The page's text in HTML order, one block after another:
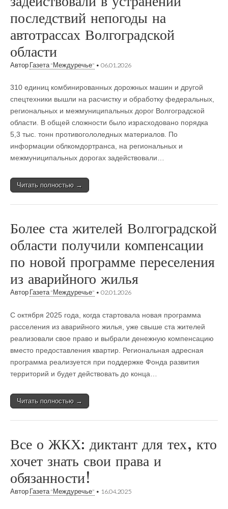
последствий непогоды на
автотрассах Волгоградской
области
Автор Газета "Междуречье" • 06.01.2026
310 единиц комбинированных дорожных машин и другой
спецтехники вышли на расчистку и обработку федеральных,
региональных и межмуниципальных дорог Волгоградской
области. В общей сложности было израсходовано порядка
5,3 тыс. тонн противогололедных материалов. По
информации облкомдортранса, на региональных и
межмуниципальных дорогах задействовали…
Читать полностью →
Более ста жителей Волгоградской
области получили компенсации
по новой программе переселения
из аварийного жилья
Автор Газета "Междуречье" • 02.01.2026
С октября 2025 года, когда стартовала новая программа
расселения из аварийного жилья, уже свыше ста жителей
реализовали свое право и выбрали денежную компенсацию
вместо предоставления квартир. Региональная адресная
программа реализуется при поддержке Фонда развития
территорий и будет действовать до конца…
Читать полностью →
Все о ЖКХ: диктант для тех, кто
хочет знать свои права и
обязанности!
Автор Газета "Междуречье" • 16.04.2025